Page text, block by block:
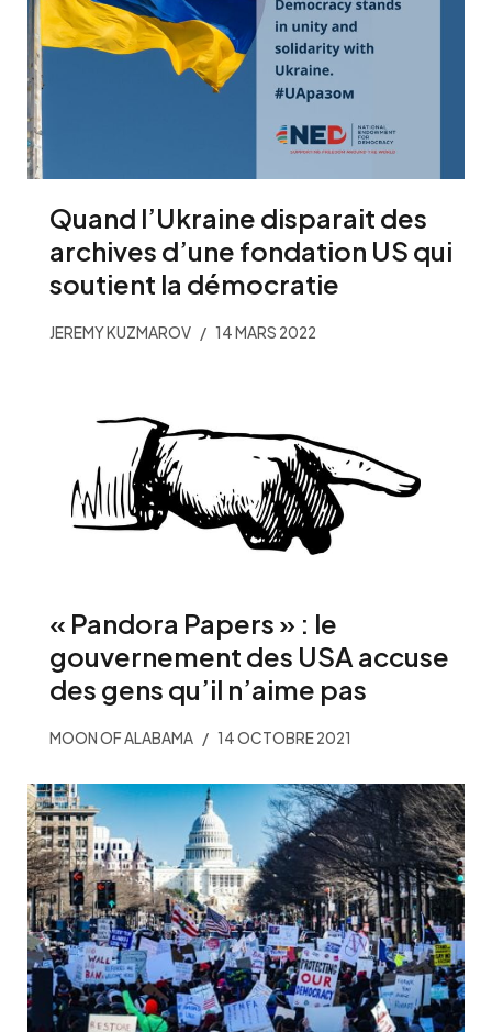
Quand l’Ukraine disparait des
archives d’une fondation US qui
soutient la démocratie
JEREMY KUZMAROV 14 MARS 2022
« Pandora Papers » : le
gouvernement des USA accuse
des gens qu’il n’aime pas
MOON OF ALABAMA 14 OCTOBRE 2021